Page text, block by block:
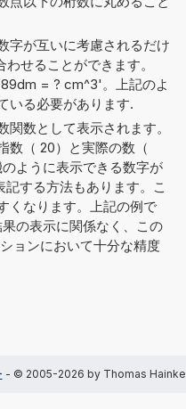
字が互いに考慮されるだけ
せることができます。
= ? cm^3'。上記のよ
いる必要があります.
数として表示されます。
数（ 20）と実際の数（
ように表示できる数字が
する方法もあります。こ
くなります。上記の例で
の表示に関係なく、この
ョンにおいて十分な精度
- © 2005-2026 by Thomas Hainke